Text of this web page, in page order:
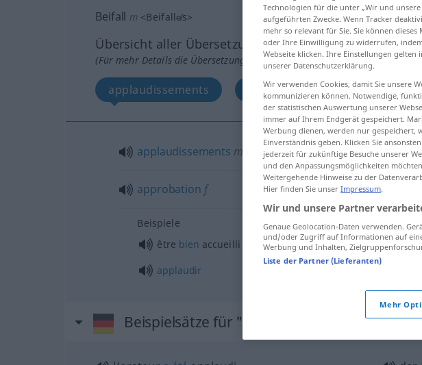
Beifall m <Beifalle̸s>
Übersicht aller Übersetzungen
(Für mehr Details die Übersetzung anklicken/antippen)
applaudissements approbation
applaudissements mpl
approbation f
Beispiele
être bien accueilli
applaudir
Beispielsätze für "Beifall"
Technologien für die unter „Wir und
aufgeführten Zwecke. Wenn Tracker
mehr so relevant für Sie. Sie können
oder Ihre Einwilligung zu widerrufen,
Webseite klicken. Ihre Einstellungen
unserer Datenschutzerklärung.
Wir verwenden Cookies, damit Sie unsere
kommunizieren können. Notwendige,
der statistischen Auswertung unserer
immer auf Ihrem Endgerät gespeichert.
Werbung dienen, werden nur gespeichert,
Einverständnis geben. Klicken Sie
jederzeit für zukünftige Besuche unserer
und den Anpassungsmöglichkeiten
Weitergehende Hinweise zu der
Hier finden Sie unser Impressum.
Wir und unsere Partner
Genaue Geolocation-Daten verwenden.
und/oder Zugriff auf Informationen auf
Werbung und Inhalten,
Liste der Partner (Lieferanten)
Mehr